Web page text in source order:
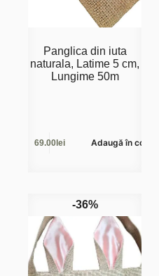
Panglica din iuta
naturala, Latime 5 cm,
Lungime 50m
69.00lei Adaugă în coș
-36%